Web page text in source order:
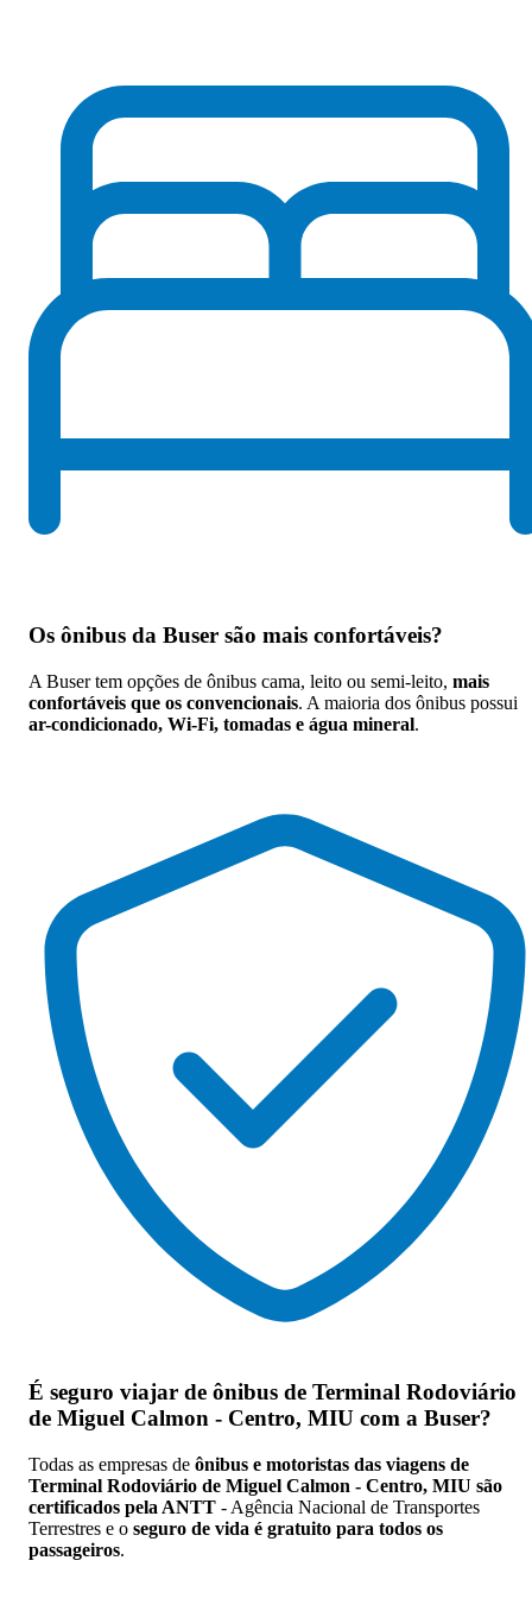
Os ônibus da Buser são mais confortáveis?
A Buser tem opções de ônibus cama, leito ou semi-leito, mais
confortáveis que os convencionais. A maioria dos ônibus possui
ar-condicionado, Wi-Fi, tomadas e água mineral.
É seguro viajar de ônibus de Terminal Rodoviário
de Miguel Calmon - Centro, MIU com a Buser?
Todas as empresas de ônibus e motoristas das viagens de
Terminal Rodoviário de Miguel Calmon - Centro, MIU são
certificados pela ANTT - Agência Nacional de Transportes
Terrestres e o seguro de vida é gratuito para todos os
passageiros.